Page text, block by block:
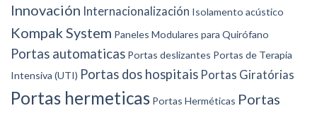
Innovación Internacionalización Isolamento acústico
Kompak System Paneles Modulares para Quirófano
Portas automaticas Portas deslizantes Portas de Terapia
Intensiva (UTI) Portas dos hospitais Portas Giratórias
Portas hermeticas Portas Herméticas Portas